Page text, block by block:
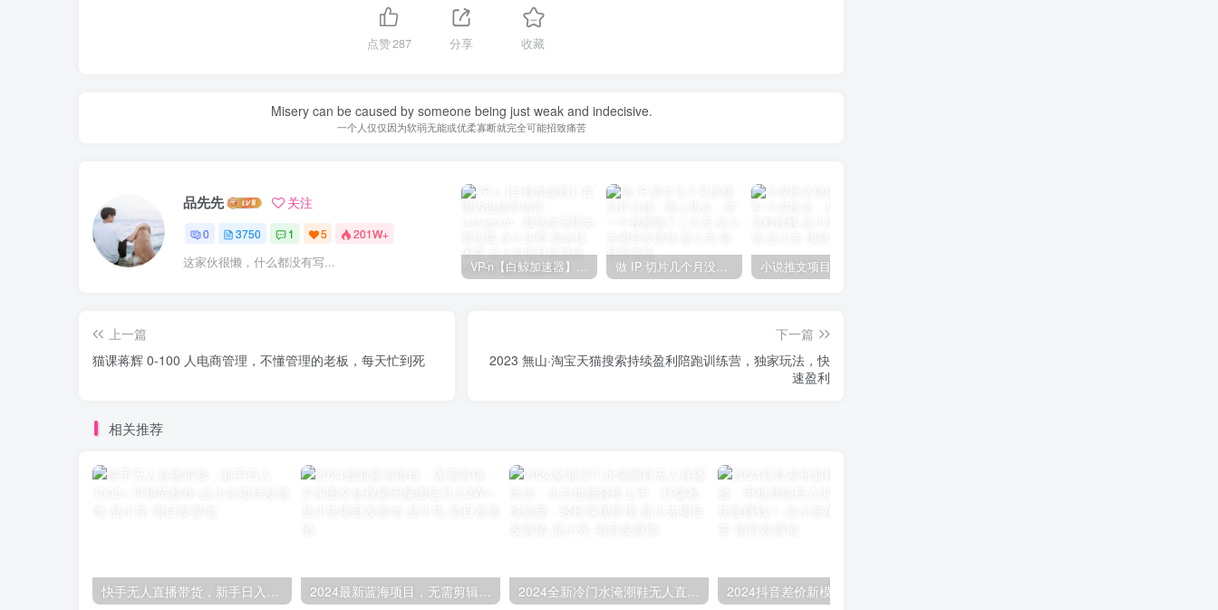
点赞287 分享 收藏
Misery can be caused by someone being just weak and indecisive.
一个人仅仅因为软弱无能或优柔寡断就完全可能招致痛苦
品先先 关注
0 3750 1 5 201W+
这家伙很懒，什么都没有写... VP-n【白鲸加速器】在国内也能刷油管、Instagram，我送你无限免费流量 永久免费-知名技术官-品小先项目发源地 做 IP 切片几个月没赚到什么钱，蹭上热点，靠一个视频赚了二十万-品小先项目发源地
上一篇
猫课蒋辉 0-100 人电商管理，不懂管理的老板，每天忙到死
下一篇
2023 無山·淘宝天猫搜索持续盈利陪跑训练营，独家玩法，快
速盈利
相关推荐